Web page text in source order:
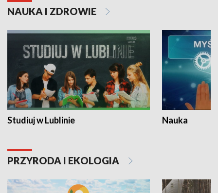
NAUKA I ZDROWIE
Studiuj w Lublinie Nauka
PRZYRODA I EKOLOGIA